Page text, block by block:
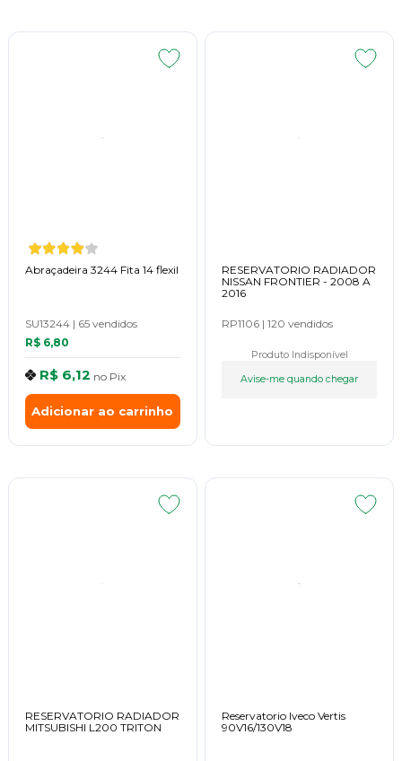
Abraçadeira 3244 Fita 14 flexil
SU13244 | 65 vendidos
R$ 6,80
R$ 6,12 no Pix
Adicionar ao carrinho
RESERVATORIO RADIADOR
NISSAN FRONTIER - 2008 A
2016
RP1106 | 120 vendidos
Produto Indisponível
Avise-me quando chegar
RESERVATORIO RADIADOR
MITSUBISHI L200 TRITON
Reservatorio Iveco Vertis
90V16/130V18